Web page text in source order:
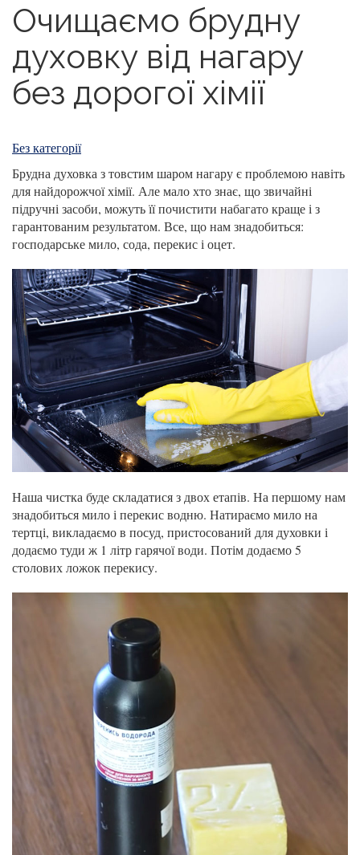
Очищаємо брудну
духовку від нагару
без дорогої хімії
Без категорії
Брудна духовка з товстим шаром нагару є проблемою навіть
для найдорожчої хімії. Але мало хто знає, що звичайні
підручні засоби, можуть її почистити набагато краще і з
гарантованим результатом. Все, що нам знадобиться:
господарське мило, сода, перекис і оцет.
Наша чистка буде складатися з двох етапів. На першому нам
знадобиться мило і перекис водню. Натираємо мило на
тертці, викладаємо в посуд, пристосований для духовки і
додаємо туди ж 1 літр гарячої води. Потім додаємо 5
столових ложок перекису.